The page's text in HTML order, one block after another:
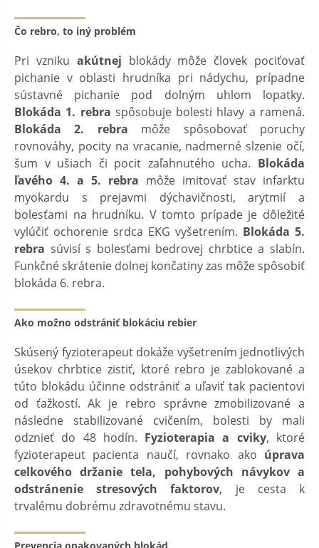
Čo rebro, to iný problém
Pri vzniku akútnej blokády môže človek pociťovať
pichanie v oblasti hrudníka pri nádychu, prípadne
sústavné pichanie pod dolným uhlom lopatky.
Blokáda 1. rebra spôsobuje bolesti hlavy a ramená.
Blokáda 2. rebra môže spôsobovať poruchy
rovnováhy, pocity na vracanie, nadmerné slzenie očí,
šum v ušiach či pocit zaľahnutého ucha. Blokáda
ľavého 4. a 5. rebra môže imitovať stav infarktu
myokardu s prejavmi dýchavičnosti, arytmií a
bolesťami na hrudníku. V tomto prípade je dôležité
vylúčiť ochorenie srdca EKG vyšetrením. Blokáda 5.
rebra súvisí s bolesťami bedrovej chrbtice a slabín.
Funkčné skrátenie dolnej končatiny zas môže spôsobiť
blokáda 6. rebra.
Ako možno odstrániť blokáciu rebier
Skúsený fyzioterapeut dokáže vyšetrením jednotlivých
úsekov chrbtice zistiť, ktoré rebro je zablokované a
túto blokádu účinne odstrániť a uľaviť tak pacientovi
od ťažkostí. Ak je rebro správne zmobilizované a
následne stabilizované cvičením, bolesti by mali
odznieť do 48 hodín. Fyzioterapia a cviky, ktoré
fyzioterapeut pacienta naučí, rovnako ako úprava
celkového držanie tela, pohybových návykov a
odstránenie stresových faktorov, je cesta k
trvalému dobrému zdravotnému stavu.